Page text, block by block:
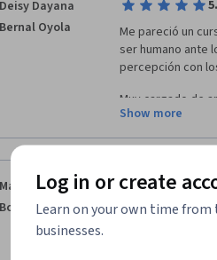
Deisy Dayana
Bernal Oyola
Me pareció un
ser humano ante
percepción con
Muy cargado de
Show more
Martha Elena
Bonilla Espinosa
Es un curso muy
considero, que
Log in or create
Learn on your own time
businesses.